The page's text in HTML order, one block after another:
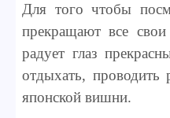
Для того чтобы
прекращают все
радует глаз
отдыхать, проводить
японской вишни.